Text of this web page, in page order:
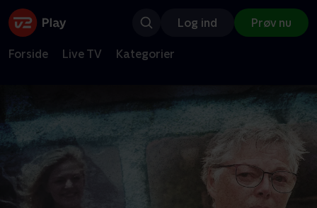
Log ind Prøv nu
Forside Live TV Kategorier